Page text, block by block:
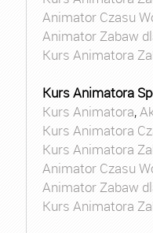
Animator Czasu
Animator Zabaw
Kurs Animatora
Kurs Animatora
Kurs Animatora,
Kurs Animatora
Kurs Animatora
Animator Czasu
Animator Zabaw
Kurs Animatora